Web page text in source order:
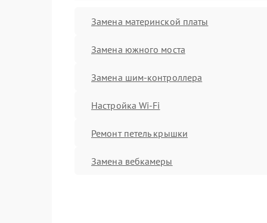
Замена материнской платы
Замена южного моста
Замена шим-контроллера
Настройка Wi-Fi
Ремонт петель крышки
Замена вебкамеры